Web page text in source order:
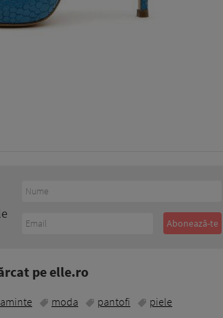
pe elle.ro
moda pantofi piele